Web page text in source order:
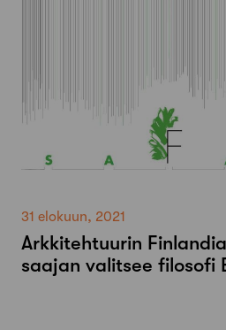
31 elokuun, 2021
Arkkitehtuurin
saajan valitsee filosofi